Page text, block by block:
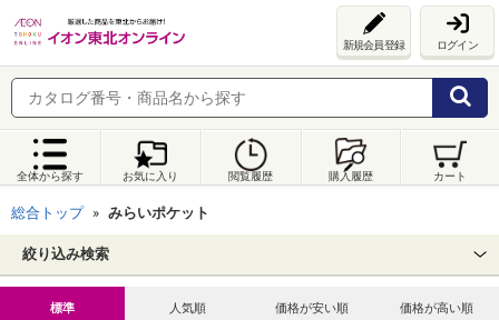
新規会員登録 ログイン
全体から探す お気に入り 閲覧履歴 購入履歴 カート
総合トップ みらいポケット
絞り込み検索
標準 人気順 価格が安い順 価格が高い順